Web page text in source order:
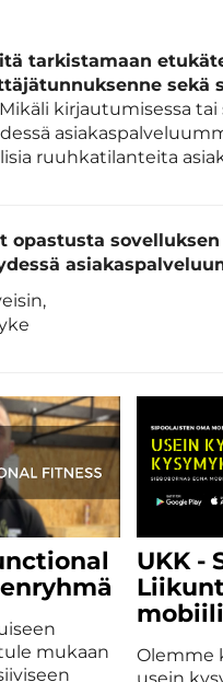
tarkistamaan
sekä
Mikäli kirjautumisessa
ruuhkatilanteita
opastusta
mukaan
UKK -
Olemme